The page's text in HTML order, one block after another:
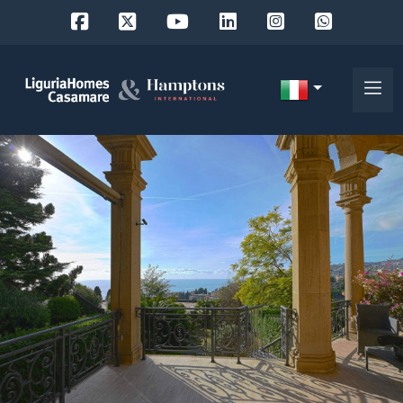
EN
FR
DE
RU
Chi
siamo
nostri
Scegli
dove
cercare
Provincia
Comune